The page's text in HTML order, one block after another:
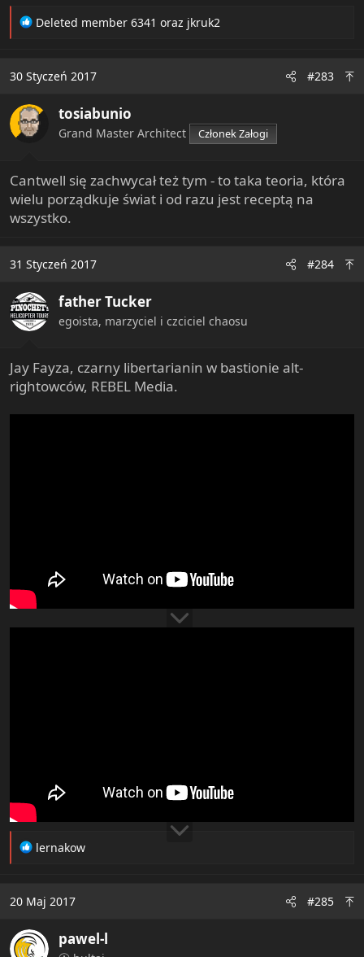
R
t
o
n
Deleted member 6341 oraz jkruk2
30 Styczeń 2017 #283
tosiabunio
Grand Master Architect Członek Załogi
Cantwell się zachwycał też tym - to taka teoria, która
wielu porządkuje świat i od razu jest receptą na
wszystko.
31 Styczeń 2017 #284
father Tucker
egoista, marzyciel i czciciel chaosu
Jay Fayza, czarny libertarianin w bastionie alt-
rightowców, REBEL Media.
R
t
o
lernakow
20 Maj 2017 #285
pawel-l